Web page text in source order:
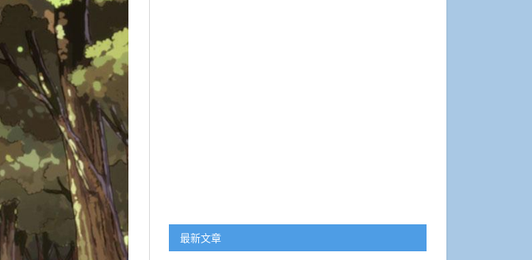
最新文章